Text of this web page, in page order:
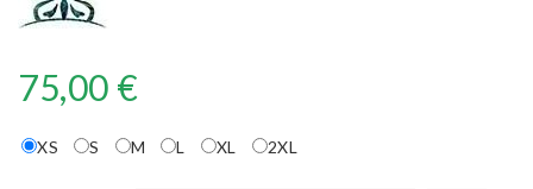
75,00 €
XS S M L XL 2XL